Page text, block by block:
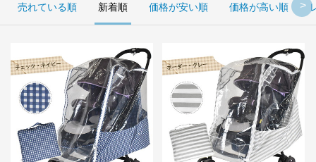
売れている順 新着順 価格が安い順 価格が高い順